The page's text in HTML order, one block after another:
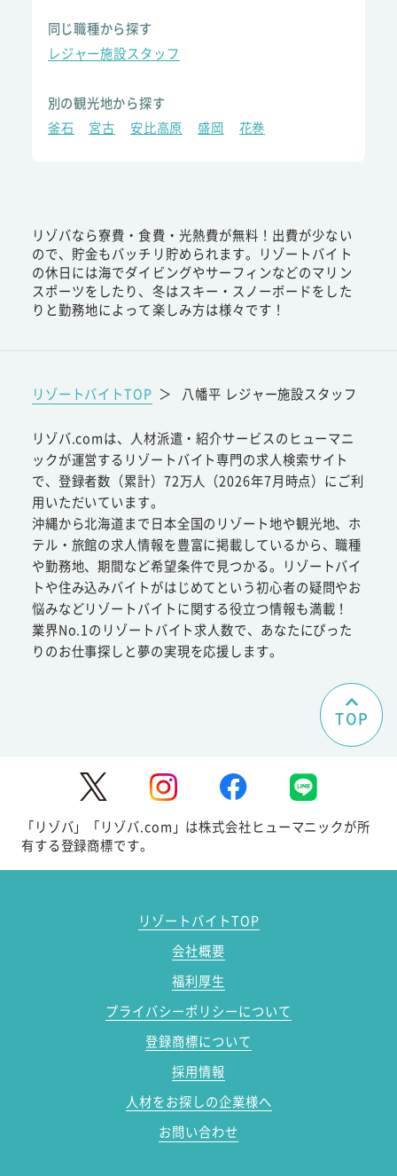
同じ職種から探す
レジャー施設スタッフ
別の観光地から探す
釜石
宮古 安比高原 盛岡 花巻
リゾバなら寮費・食費・光熱費が無料！出費が少ない
ので、貯金もバッチリ貯められます。リゾートバイト
の休日には海でダイビングやサーフィンなどのマリン
スポーツをしたり、冬はスキー・スノーボードをした
りと勤務地によって楽しみ方は様々です！
リゾートバイトTOP ＞ 八幡平 レジャー施設スタッフ
リゾバ.comは、人材派遣・紹介サービスのヒューマニ
ックが運営するリゾートバイト専門の求人検索サイト
で、登録者数（累計）72万人（2026年7月時点）にご利
用いただいています。
沖縄から北海道まで日本全国のリゾート地や観光地、ホ
テル・旅館の求人情報を豊富に掲載しているから、職種
や勤務地、期間など希望条件で見つかる。リゾートバイ
トや住み込みバイトがはじめてという初心者の疑問やお
悩みなどリゾートバイトに関する役立つ情報も満載！
業界No.1のリゾートバイト求人数で、あなたにぴった
りのお仕事探しと夢の実現を応援します。
TOP
「リゾバ」「リゾバ.com」は株式会社ヒューマニックが所
有する登録商標です。
リゾートバイトTOP
会社概要
福利厚生
プライバシーポリシーについて
登録商標について
採用情報
人材をお探しの企業様へ
お問い合わせ